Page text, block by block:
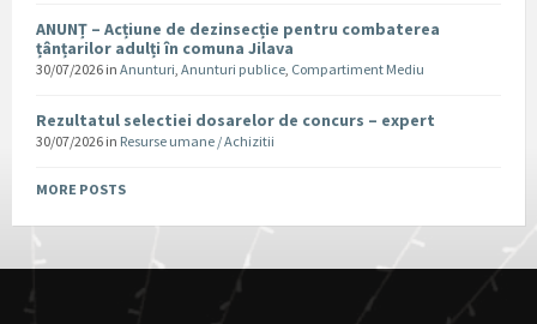
ANUNȚ – Acțiune de dezinsecție pentru combaterea
țânțarilor adulți în comuna Jilava
30/07/2026 in Anunturi, Anunturi publice, Compartiment Mediu
Rezultatul selectiei dosarelor de concurs – expert
30/07/2026 in Resurse umane / Achizitii
MORE POSTS